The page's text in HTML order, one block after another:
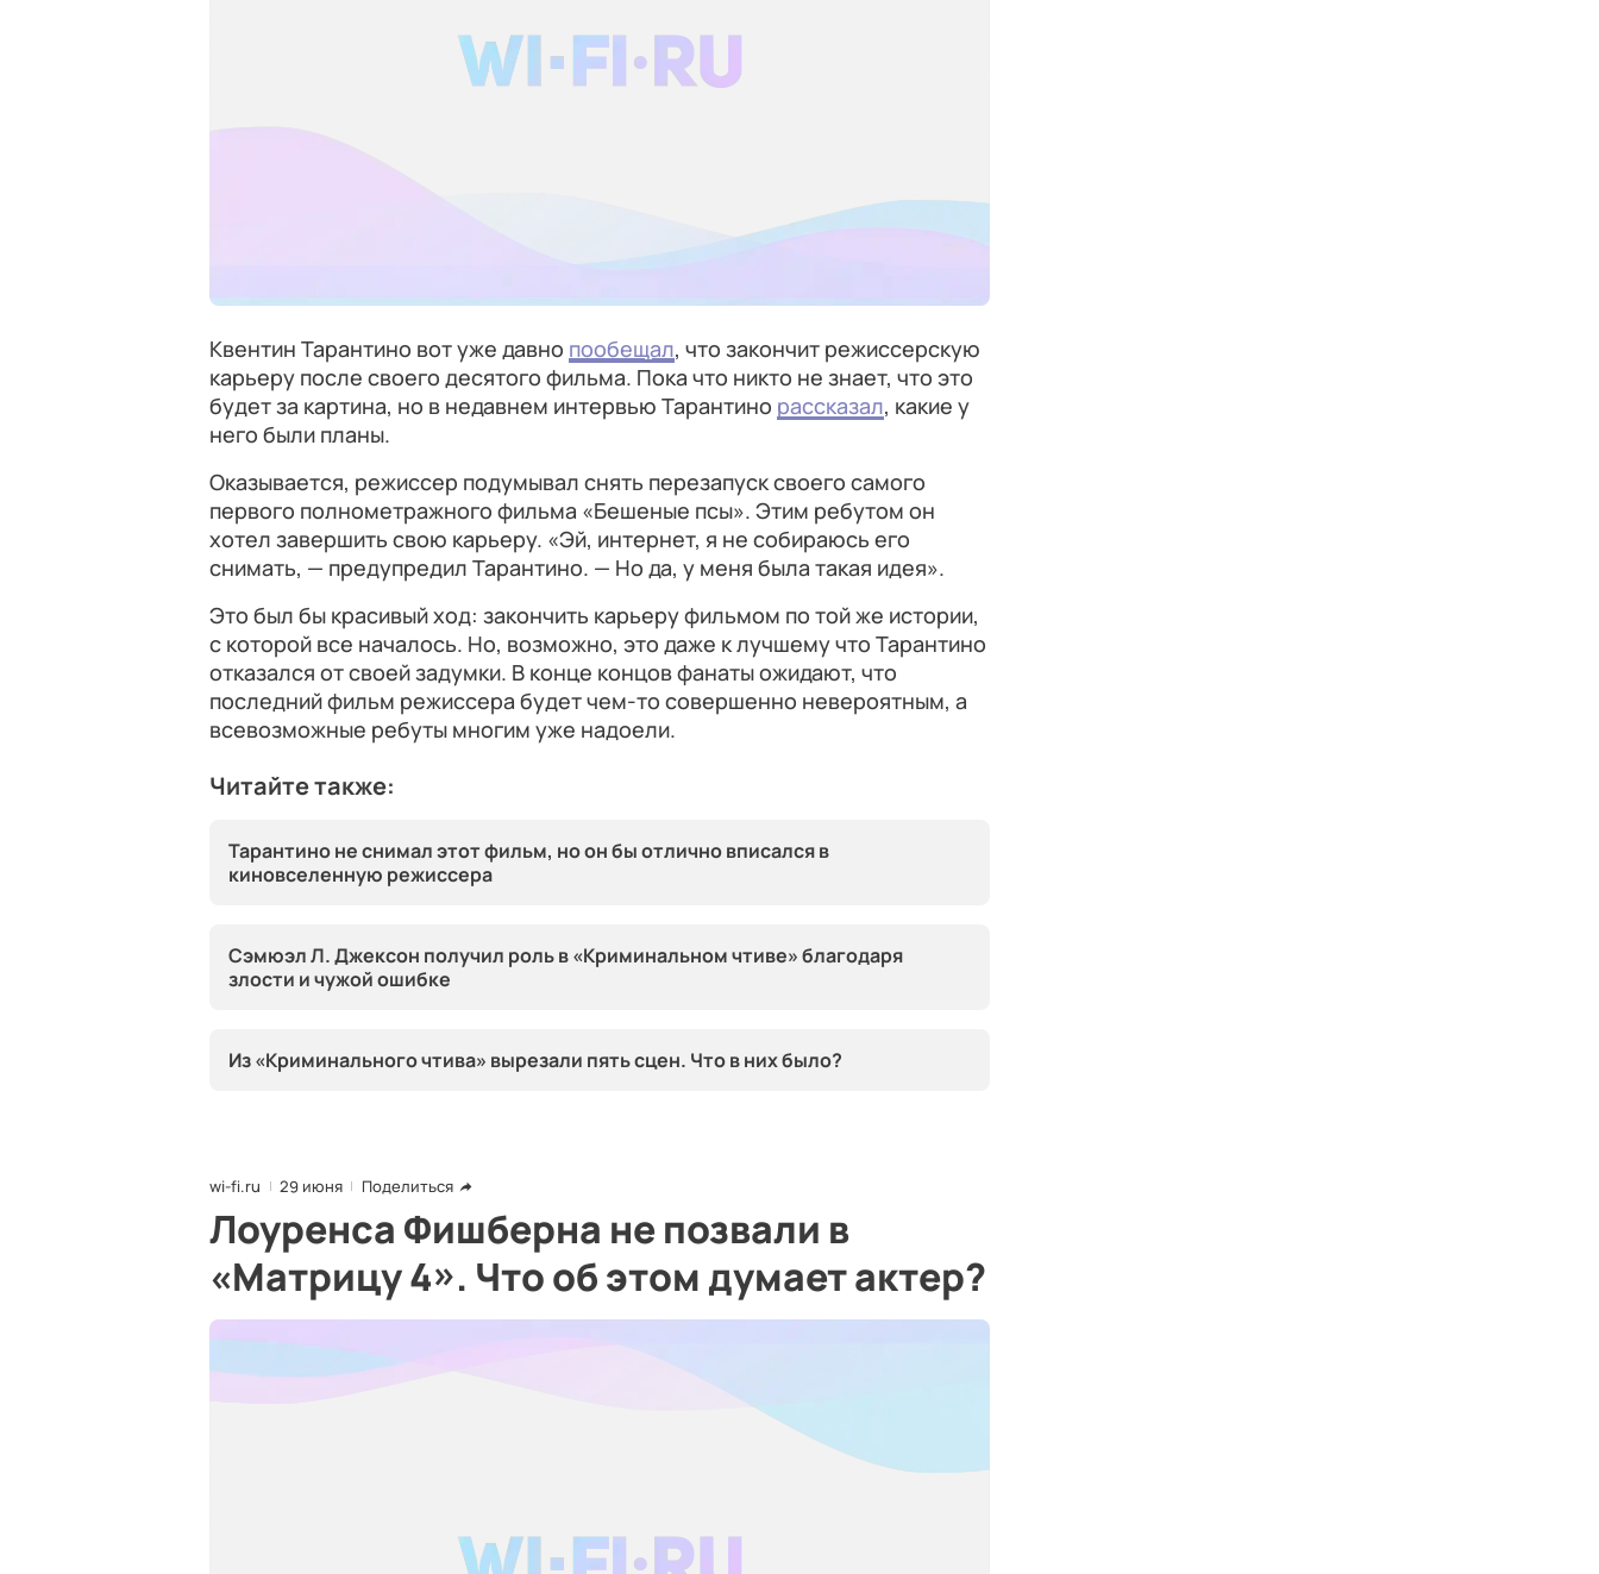
Квентин Тарантино вот уже давно пообещал, что закончит режиссерскую
карьеру после своего десятого фильма. Пока что никто не знает, что это
будет за картина, но в недавнем интервью Тарантино рассказал, какие у
него были планы.
Оказывается, режиссер подумывал снять перезапуск своего самого
первого полнометражного фильма «Бешеные псы». Этим ребутом он
хотел завершить свою карьеру. «Эй, интернет, я не собираюсь его
снимать, — предупредил Тарантино. — Но да, у меня была такая идея».
Это был бы красивый ход: закончить карьеру фильмом по той же истории,
с которой все началось. Но, возможно, это даже к лучшему что Тарантино
отказался от своей задумки. В конце концов фанаты ожидают, что
последний фильм режиссера будет чем-то совершенно невероятным, а
всевозможные ребуты многим уже надоели.
Читайте также:
Тарантино не снимал этот фильм, но он бы отлично вписался в
киновселенную режиссера
Сэмюэл Л. Джексон получил роль в «Криминальном чтиве» благодаря
злости и чужой ошибке
Из «Криминального чтива» вырезали пять сцен. Что в них было?
wi-fi.ru 29 июня Поделиться
Лоуренса Фишберна не позвали в
«Матрицу 4». Что об этом думает актер?